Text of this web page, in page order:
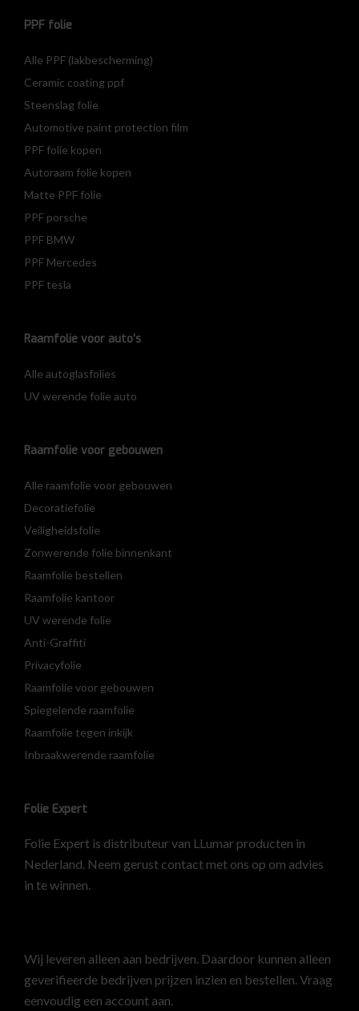
PPF folie
Alle PPF (lakbescherming)
Ceramic coating ppf
Steenslag folie
Automotive paint protection film
PPF folie kopen
Autoraam folie kopen
Matte PPF folie
PPF porsche
PPF BMW
PPF Mercedes
PPF tesla
Raamfolie voor auto’s
Alle autoglasfolies
UV werende folie auto
Raamfolie voor gebouwen
Alle raamfolie voor gebouwen
Decoratiefolie
Veiligheidsfolie
Zonwerende folie binnenkant
Raamfolie bestellen
Raamfolie kantoor
UV werende folie
Anti-Graffiti
Privacyfolie
Raamfolie voor gebouwen
Spiegelende raamfolie
Raamfolie tegen inkijk
Inbraakwerende raamfolie
Folie Expert
Folie Expert is distributeur van LLumar producten in
Nederland. Neem gerust contact met ons op om advies
in te winnen.
Wij leveren alleen aan bedrijven. Daardoor kunnen alleen
geverifieerde bedrijven prijzen inzien en bestellen.Vraag
eenvoudig een account aan.